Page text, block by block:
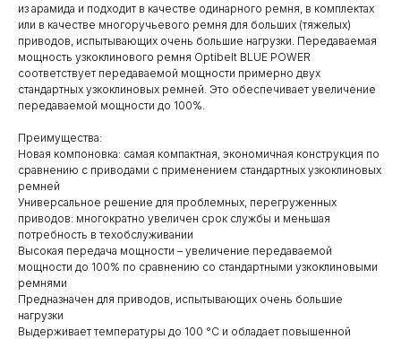
из арамида и подходит в качестве одинарного ремня, в комплектах
или в качестве многоручьевого ремня для больших (тяжелых)
приводов, испытывающих очень большие нагрузки. Передаваемая
мощность узкоклинового ремня Optibelt BLUE POWER
соответствует передаваемой мощности примерно двух
стандартных узкоклиновых ремней. Это обеспечивает увеличение
передаваемой мощности до 100%.
Преимущества:
Новая компоновка: самая компактная, экономичная конструкция по
сравнению с приводами с применением стандартных узкоклиновых
ремней
Универсальное решение для проблемных, перегруженных
приводов: многократно увеличен срок службы и меньшая
потребность в техобслуживании
Высокая передача мощности – увеличение передаваемой
мощности до 100% по сравнению со стандартными узкоклиновыми
ремнями
Предназначен для приводов, испытывающих очень большие
нагрузки
Выдерживает температуры до 100 °C и обладает повышенной